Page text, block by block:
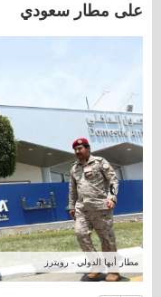
على مطار سعودي
مطار أبها الدولي - رويترز